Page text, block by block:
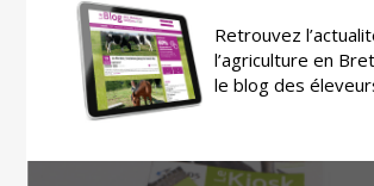
Retrouvez
l’agriculture en
le blog des